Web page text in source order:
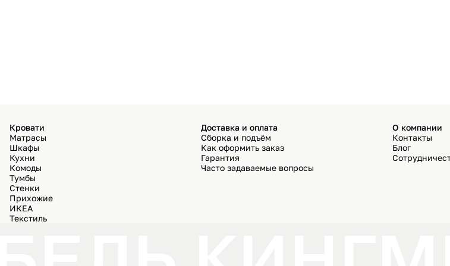
Кровати
Матрасы
Шкафы
Кухни
Комоды
Тумбы
Стенки
Прихожие
ИКЕА
Текстиль
Доставка и оплата
Сборка и подъём
Как оформить заказ
Гарантия
Часто задаваемые вопросы
О компании
Контакты
Блог